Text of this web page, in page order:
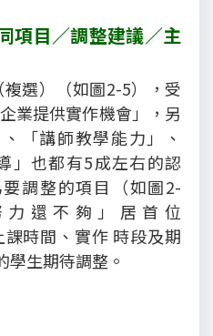
項目／調整建議／主
選）（如圖2-5），受
業提供實作機會」，另
「講師教學能力」、
」也都有5成左右的認
調整的項目（如圖2-
還不夠」居首位
課時間、實作 時段及期
學生期待調整。